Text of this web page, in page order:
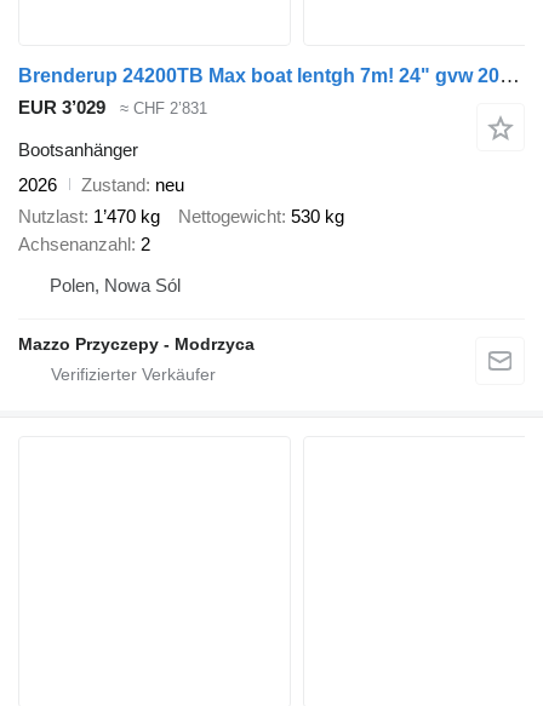
Brenderup 24200TB Max boat lentgh 7m! 24" gvw 2000kg
EUR 3’029 ≈ CHF 2’831
Bootsanhänger
2026
Zustand neu
Nutzlast 1’470 kg Nettogewicht 530 kg
Achsenanzahl 2
Polen, Nowa Sól
Mazzo Przyczepy - Modrzyca